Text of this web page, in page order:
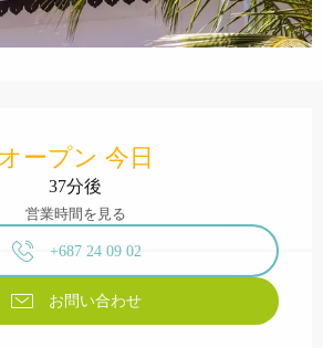
オープン 今日
37分後
営業時間を見る
+687 24 09 02
お問い合わせ